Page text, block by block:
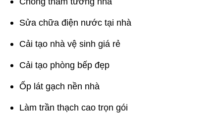
Sửa chữa điện nước tại nhà
Cải tạo nhà vệ sinh giá rẻ
Cải tạo phòng bếp đẹp
Ốp lát gạch nền nhà
Làm trần thạch cao trọn gói